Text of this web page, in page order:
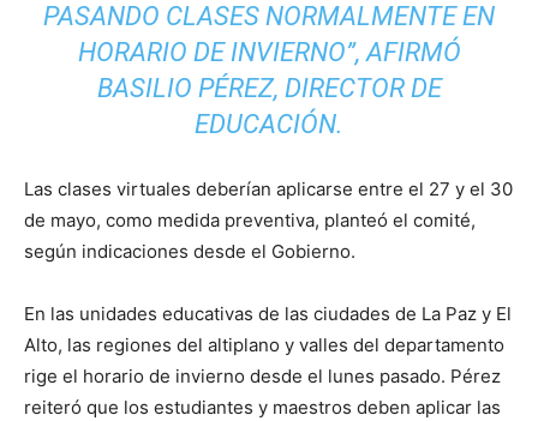
PASANDO CLASES NORMALMENTE EN
HORARIO DE INVIERNO”, AFIRMÓ
BASILIO PÉREZ, DIRECTOR DE
EDUCACIÓN.
Las clases virtuales deberían aplicarse entre el 27 y el 30
de mayo, como medida preventiva, planteó el comité,
según indicaciones desde el Gobierno.
En las unidades educativas de las ciudades de La Paz y El
Alto, las regiones del altiplano y valles del departamento
rige el horario de invierno desde el lunes pasado. Pérez
reiteró que los estudiantes y maestros deben aplicar las